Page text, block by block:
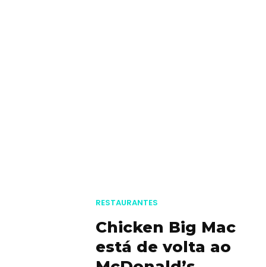
RESTAURANTES
Chicken Big Mac
está de volta ao